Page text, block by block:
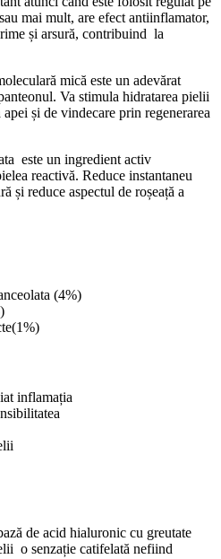
mai mult, are efect antiinflamator,
și arsură, contribuind la
mică este un adevărat
Va stimula hidratarea pielii
și de vindecare prin regenerarea
este un ingredient activ
reactivă. Reduce instantaneu
și reduce aspectul de roșeață a
(4%)
inflamația
de acid hialuronic cu greutate
o senzație catifelată nefiind